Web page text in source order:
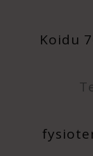
Koidu